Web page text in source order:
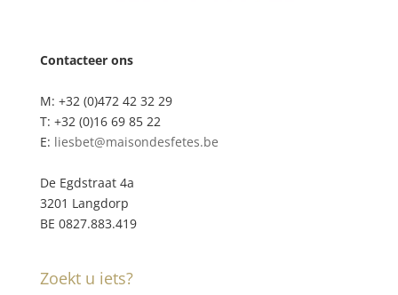
Contacteer ons
M: +32 (0)472 42 32 29
T: +32 (0)16 69 85 22
E: liesbet@maisondesfetes.be
De Egdstraat 4a
3201 Langdorp
BE 0827.883.419
Zoekt u iets?